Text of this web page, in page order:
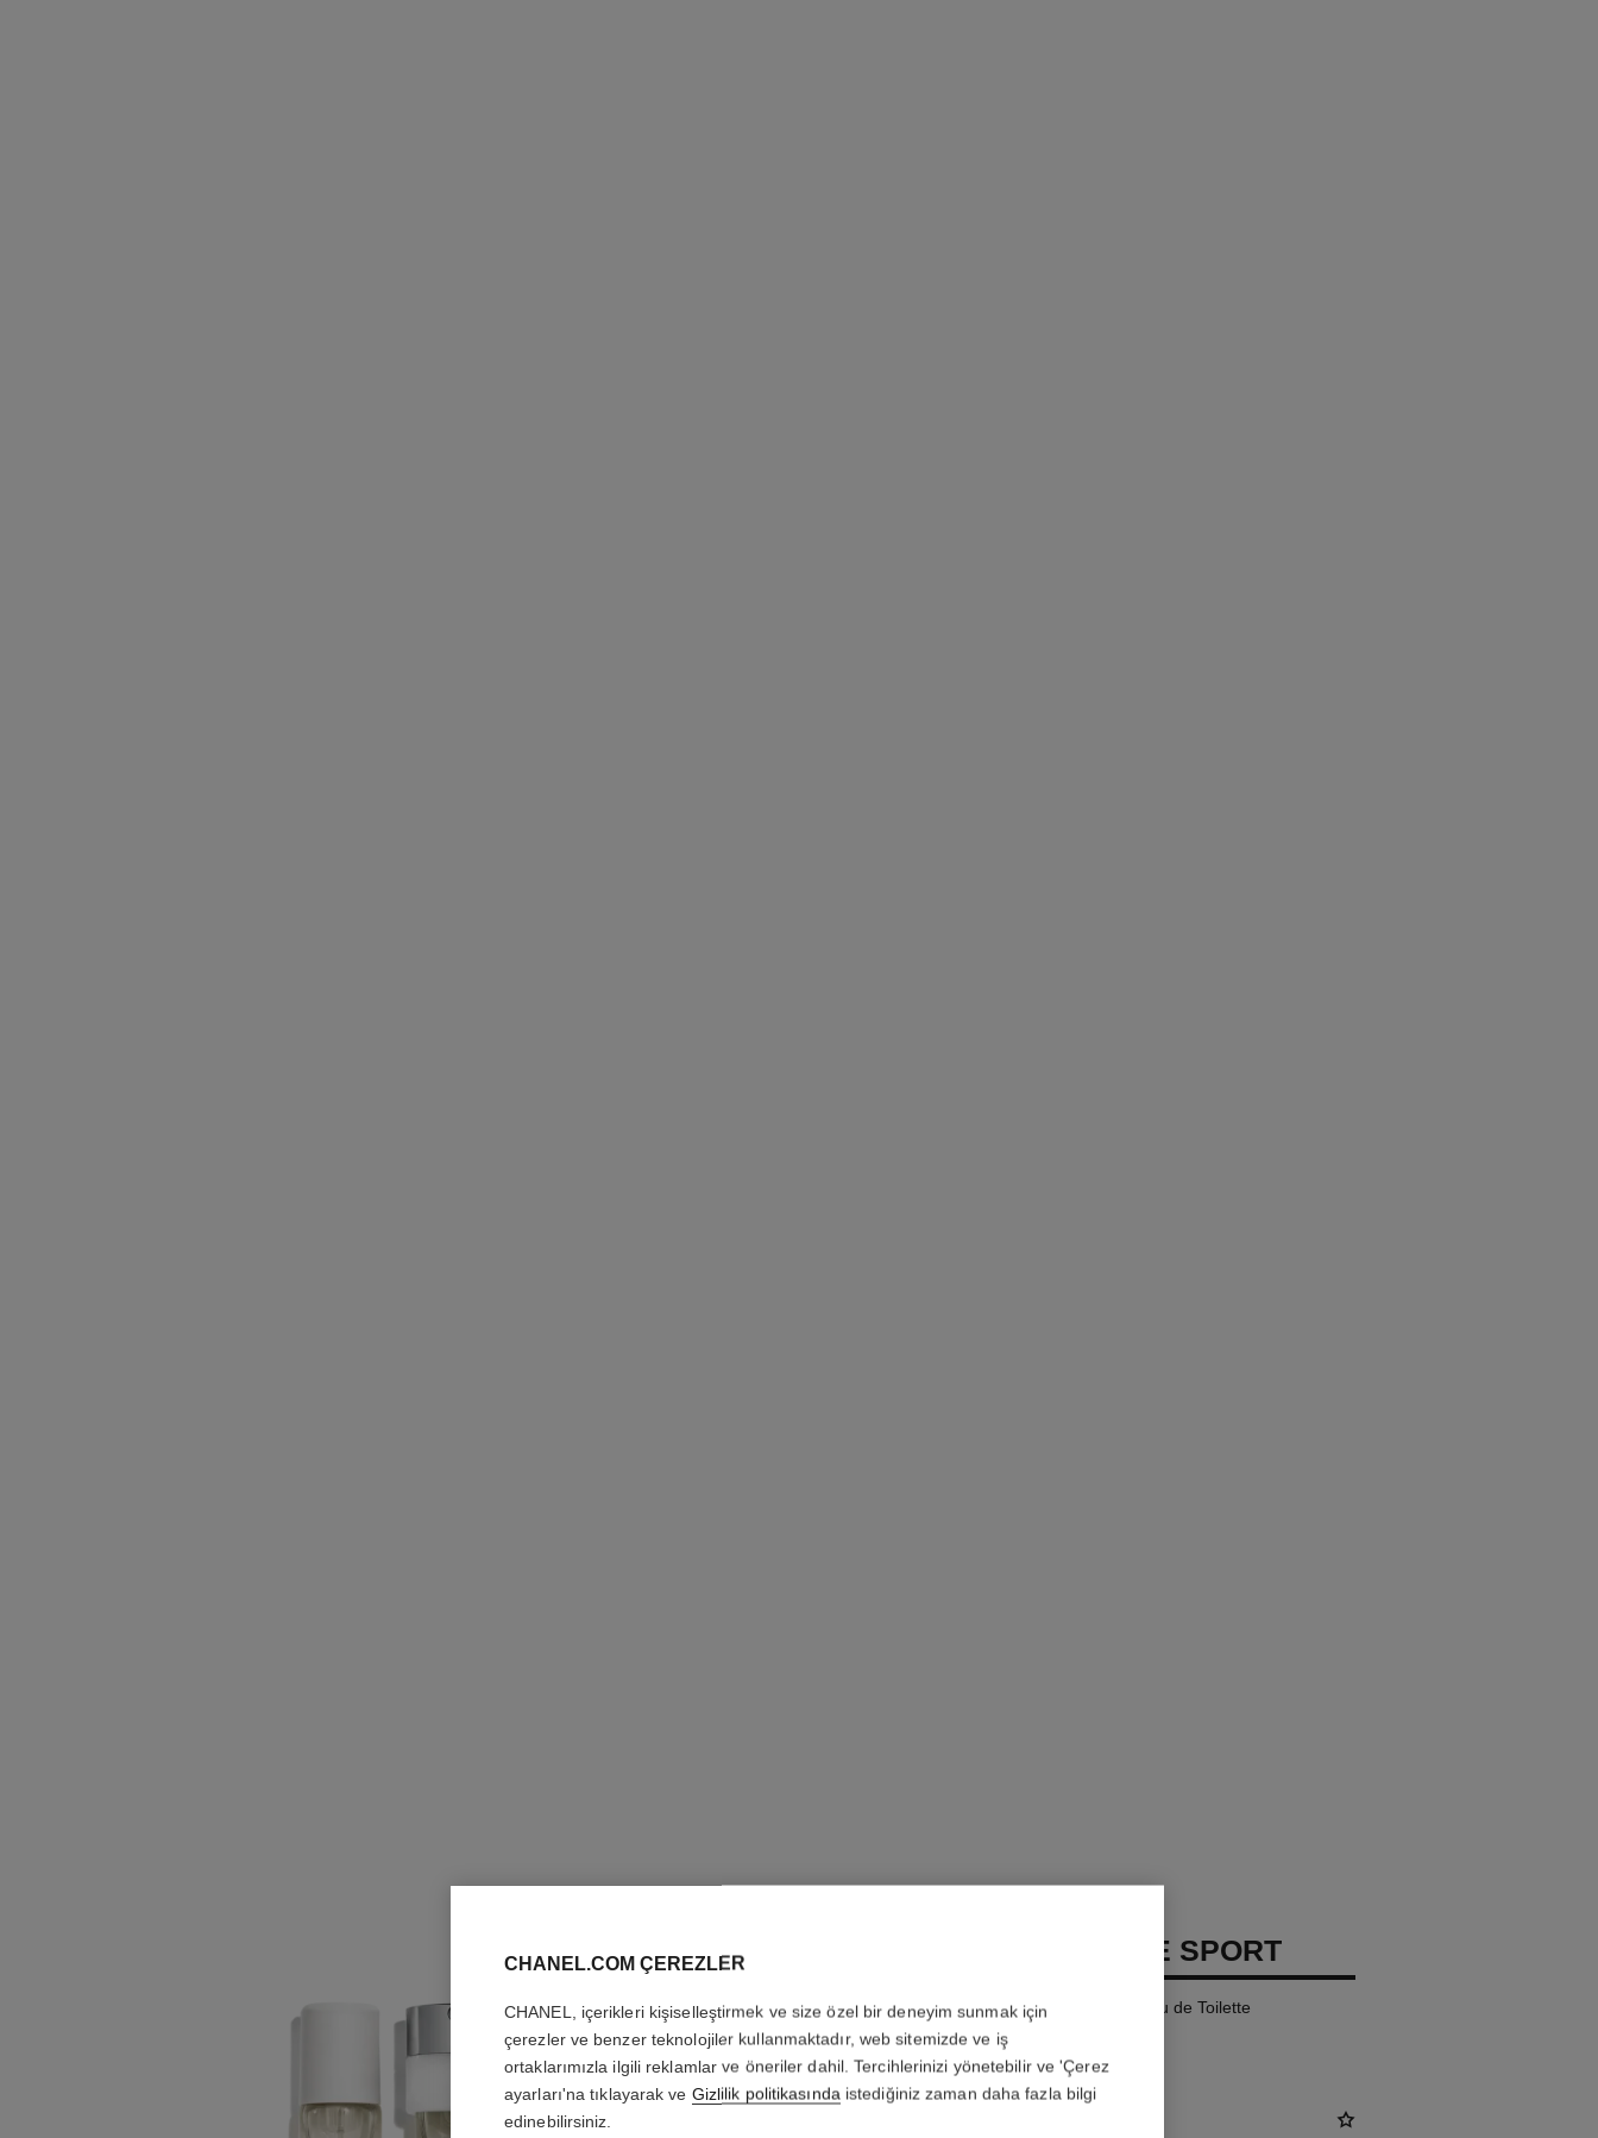
ALLURE HOMME SPORT
Twist and Spray Refill Set – Eau de Toilette
Daha fazla ayrıntı
Ref. 123810
CHANEL.COM ÇEREZLER
CHANEL, içerikleri kişiselleştirmek ve size özel bir deneyim sunmak için
çerezler ve benzer teknolojiler kullanmaktadır, web sitemizde ve iş
ortaklarımızla ilgili reklamlar ve öneriler dahil. Tercihlerinizi yönetebilir ve 'Çerez
ayarları'na tıklayarak ve Gizlilik politikasında istediğiniz zaman daha fazla bilgi
edinebilirsiniz.